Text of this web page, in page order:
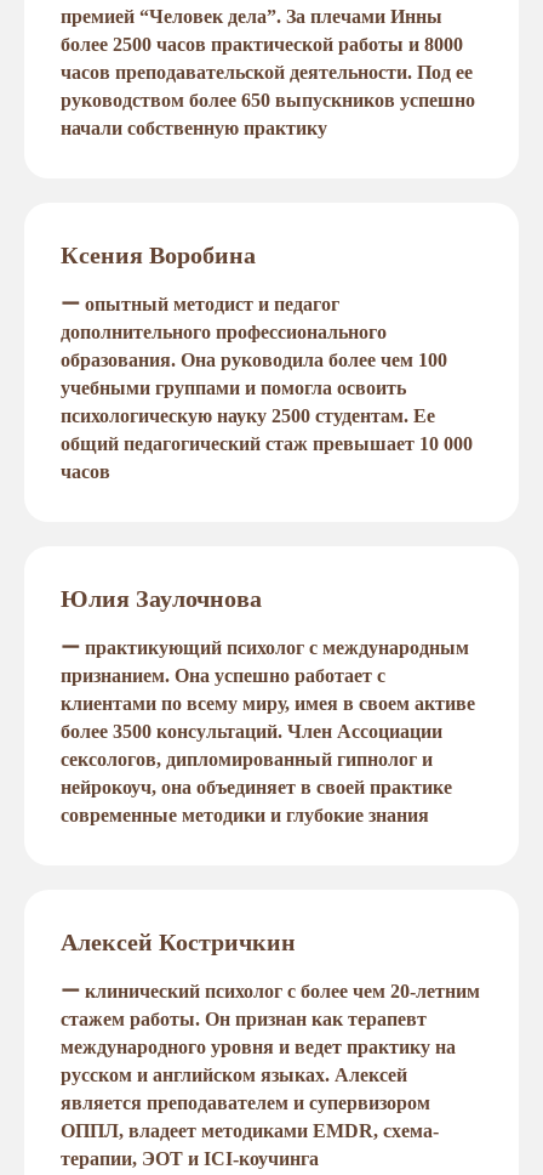
премией “Человек дела”. За плечами Инны
более 2500 часов практической работы и 8000
часов преподавательской деятельности. Под ее
руководством более 650 выпускников успешно
начали собственную практику
Ксения Воробина
ー опытный методист и педагог
дополнительного профессионального
образования. Она руководила более чем 100
учебными группами и помогла освоить
психологическую науку 2500 студентам. Ее
общий педагогический стаж превышает 10 000
часов
Юлия Заулочнова
ー практикующий психолог с международным
признанием. Она успешно работает с
клиентами по всему миру, имея в своем активе
более 3500 консультаций. Член Ассоциации
сексологов, дипломированный гипнолог и
нейрокоуч, она объединяет в своей практике
современные методики и глубокие знания
Алексей Костричкин
ー клинический психолог с более чем 20-летним
стажем работы. Он признан как терапевт
международного уровня и ведет практику на
русском и английском языках. Алексей
является преподавателем и супервизором
ОППЛ, владеет методиками EMDR, схема-
терапии, ЭОТ и ICI-коучинга